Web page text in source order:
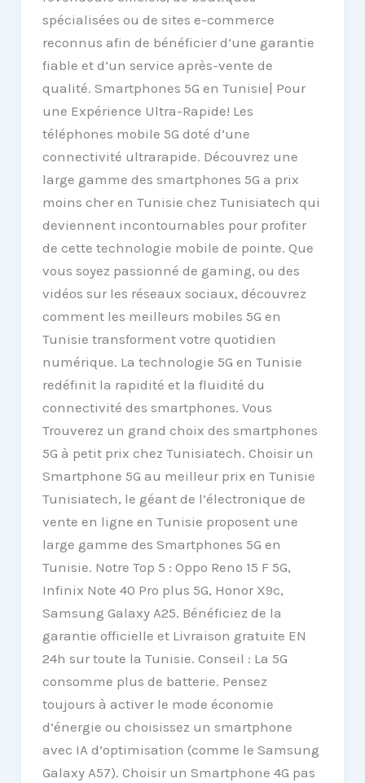
spécialisées ou de sites e-commerce
reconnus afin de bénéficier d’une garantie
fiable et d’un service après-vente de
qualité. Smartphones 5G en Tunisie| Pour
une Expérience Ultra-Rapide! Les
téléphones mobile 5G doté d’une
connectivité ultrarapide. Découvrez une
large gamme des smartphones 5G a prix
moins cher en Tunisie chez Tunisiatech qui
deviennent incontournables pour profiter
de cette technologie mobile de pointe. Que
vous soyez passionné de gaming, ou des
vidéos sur les réseaux sociaux, découvrez
comment les meilleurs mobiles 5G en
Tunisie transforment votre quotidien
numérique. La technologie 5G en Tunisie
redéfinit la rapidité et la fluidité du
connectivité des smartphones. Vous
Trouverez un grand choix des smartphones
5G à petit prix chez Tunisiatech. Choisir un
Smartphone 5G au meilleur prix en Tunisie
Tunisiatech, le géant de l’électronique de
vente en ligne en Tunisie proposent une
large gamme des Smartphones 5G en
Tunisie. Notre Top 5 : Oppo Reno 15 F 5G,
Infinix Note 40 Pro plus 5G, Honor X9c,
Samsung Galaxy A25. Bénéficiez de la
garantie officielle et Livraison gratuite EN
24h sur toute la Tunisie. Conseil : La 5G
consomme plus de batterie. Pensez
toujours à activer le mode économie
d’énergie ou choisissez un smartphone
avec IA d’optimisation (comme le Samsung
Galaxy A57). Choisir un Smartphone 4G pas